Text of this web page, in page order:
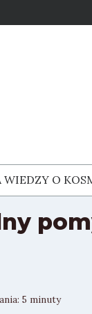
WIEDZY O
5 minuty